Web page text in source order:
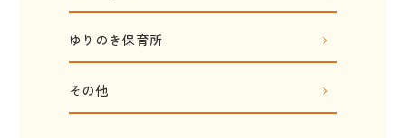
ゆりのき保育所
その他